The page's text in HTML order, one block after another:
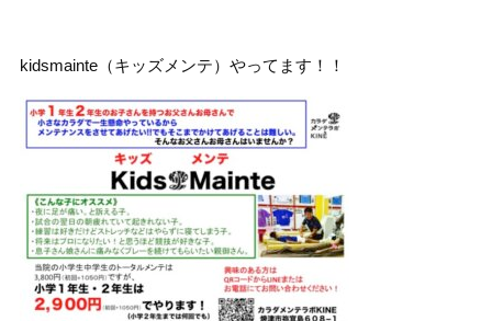
kidsmainte（キッズメンテ）やってます！！